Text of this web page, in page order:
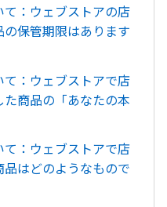
：ウェブストアの店
保管期限はあります
：ウェブストアで店
商品の「あなたの本
：ウェブストアで店
はどのようなもので